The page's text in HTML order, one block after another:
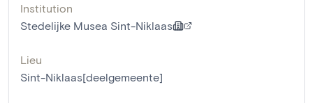
Institution
Stedelijke Musea Sint-Niklaas
Lieu
Sint-Niklaas[deelgemeente]